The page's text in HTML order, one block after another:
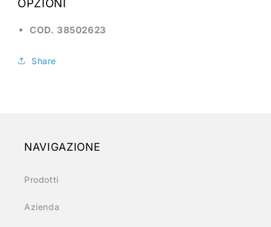
OPZIONI
COD. 38502623
Share
NAVIGAZIONE
Prodotti
Azienda